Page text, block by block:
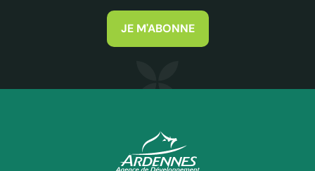
JE M'ABONNE